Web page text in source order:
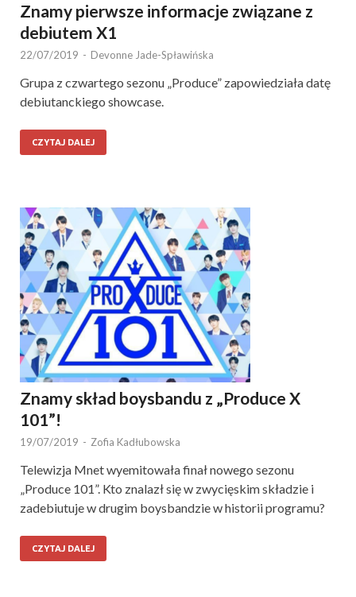
Znamy pierwsze informacje związane z
debiutem X1
22/07/2019 - Devonne Jade-Spławińska
Grupa z czwartego sezonu „Produce” zapowiedziała datę
debiutanckiego showcase.
CZYTAJ DALEJ
Znamy skład boysbandu z „Produce X
101”!
19/07/2019 - Zofia Kadłubowska
Telewizja Mnet wyemitowała finał nowego sezonu
„Produce 101”. Kto znalazł się w zwycięskim składzie i
zadebiutuje w drugim boysbandzie w historii programu?
CZYTAJ DALEJ